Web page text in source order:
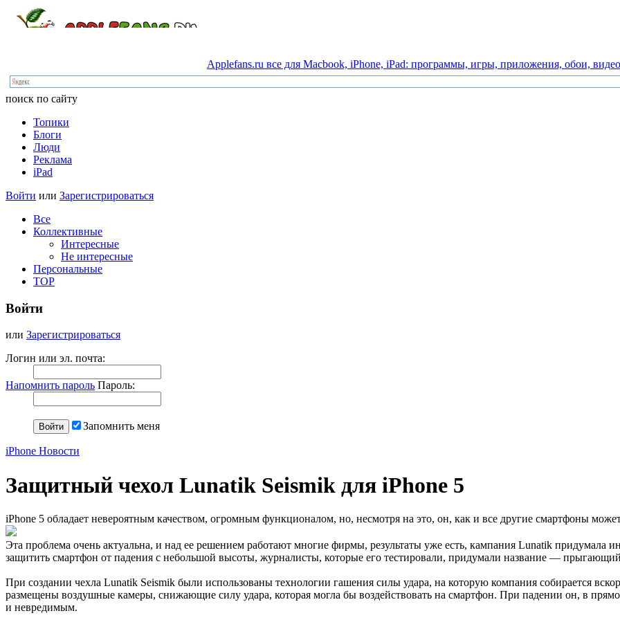
Applefans.ru все для Macbook, iPhone, iPad: программы, игры, приложения, обои, видео
поиск по сайту
Топики
Блоги
Люди
Реклама
iPad
Войти или Зарегистрироваться
Все
Коллективные
Интересные
Не интересные
Персональные
TOP
Войти
или Зарегистрироваться
Логин или эл. почта:
Напомнить пароль Пароль:
Запомнить меня
iPhone Новости
Защитный чехол Lunatik Seismik для iPhone 5
iPhone 5 обладает невероятным качеством, огромным функционалом, но, несмотря на это, он, как и все другие смартфоны
Эта проблема очень актуальна, и над ее решением работают многие фирмы, результаты уже есть, кампания Lunatik придумала
защитить смартфон от падения с небольшой высоты, журналисты, которые его тестировали, придумали название —
При создании чехла Lunatik Seismik были использованы технологии гашения силы удара, на которую компания собирается
размещены воздушные камеры, снижающие силу удара, которая могла бы воздействовать на смартфон. При падении он, в
и невредимым.